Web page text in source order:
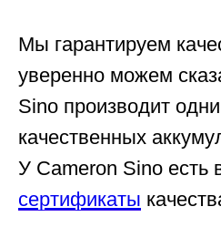
Мы гарантируем
уверенно можем
Sino производит
качественных
У Cameron Sino есть
сертификаты